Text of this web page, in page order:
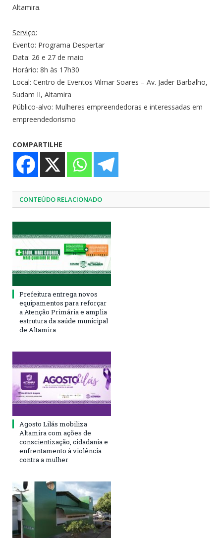
Altamira.
Serviço:
Evento: Programa Despertar
Data: 26 e 27 de maio
Horário: 8h às 17h30
Local: Centro de Eventos Vilmar Soares – Av. Jader Barbalho,
Sudam II, Altamira
Público-alvo: Mulheres empreendedoras e interessadas em
empreendedorismo
COMPARTILHE
CONTEÚDO RELACIONADO
Prefeitura entrega novos
equipamentos para reforçar
a Atenção Primária e amplia
estrutura da saúde municipal
de Altamira
Agosto Lilás mobiliza
Altamira com ações de
conscientização, cidadania e
enfrentamento à violência
contra a mulher